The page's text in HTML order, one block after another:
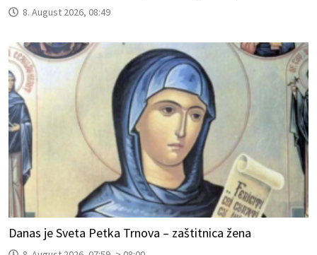
8. August 2026, 08:49
Danas je Sveta Petka Trnova – zaštitnica žena